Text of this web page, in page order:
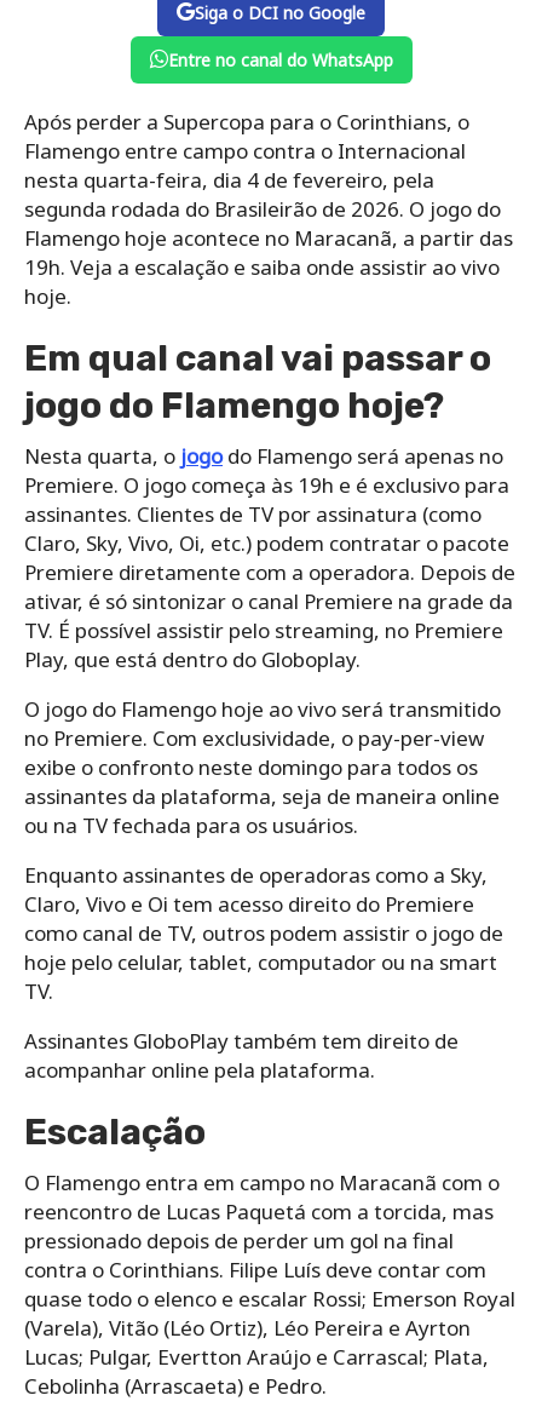
Siga o DCI no Google
Entre no canal do WhatsApp
Após perder a Supercopa para o Corinthians, o
Flamengo entre campo contra o Internacional
nesta quarta-feira, dia 4 de fevereiro, pela
segunda rodada do Brasileirão de 2026. O jogo do
Flamengo hoje acontece no Maracanã, a partir das
19h. Veja a escalação e saiba onde assistir ao vivo
hoje.
Em qual canal vai passar o
jogo do Flamengo hoje?
Nesta quarta, o jogodo Flamengo será apenas no
Premiere. O jogo começa às 19h e é exclusivo para
assinantes. Clientes de TV por assinatura (como
Claro, Sky, Vivo, Oi, etc.) podem contratar o pacote
Premiere diretamente com a operadora. Depois de
ativar, é só sintonizar o canal Premiere na grade da
TV. É possível assistir pelo streaming, no Premiere
Play, que está dentro do Globoplay.
O jogo do Flamengo hoje ao vivo será transmitido
no Premiere. Com exclusividade, o pay-per-view
exibe o confronto neste domingo para todos os
assinantes da plataforma, seja de maneira online
ou na TV fechada para os usuários.
Enquanto assinantes de operadoras como a Sky,
Claro, Vivo e Oi tem acesso direito do Premiere
como canal de TV, outros podem assistir o jogo de
hoje pelo celular, tablet, computador ou na smart
TV.
Assinantes GloboPlay também tem direito de
acompanhar online pela plataforma.
Escalação
O Flamengo entra em campo no Maracanã com o
reencontro de Lucas Paquetá com a torcida, mas
pressionado depois de perder um gol na final
contra o Corinthians. Filipe Luís deve contar com
quase todo o elenco e escalar Rossi; Emerson Royal
(Varela), Vitão (Léo Ortiz), Léo Pereira e Ayrton
Lucas; Pulgar, Evertton Araújo e Carrascal; Plata,
Cebolinha (Arrascaeta) e Pedro.